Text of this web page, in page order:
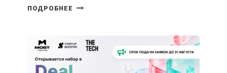
ПОДРОБНЕЕ ОТ
АЛМАТЫ:
AI